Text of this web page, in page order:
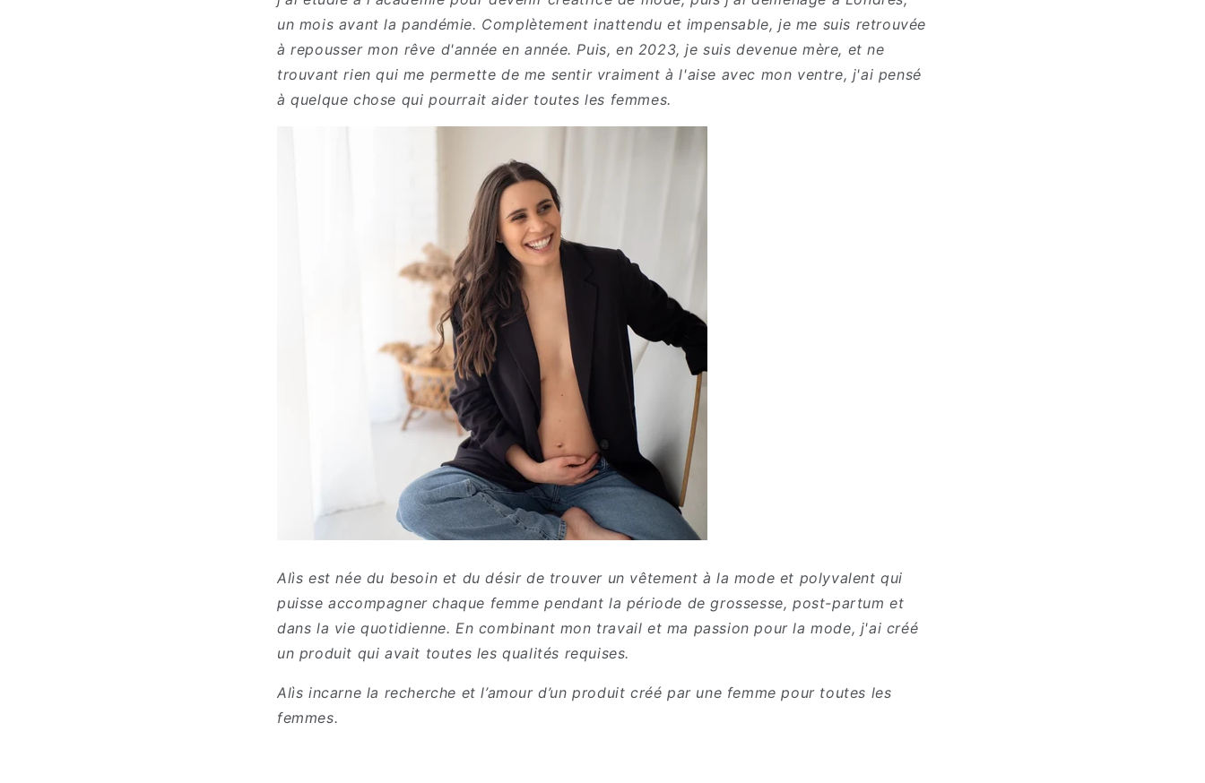
un mois avant la pandémie. Complètement inattendu et impensable, je me suis retrouvée
à repousser mon rêve d'année en année. Puis, en 2023, je suis devenue mère, et ne
trouvant rien qui me permette de me sentir vraiment à l'aise avec mon ventre, j'ai pensé
à quelque chose qui pourrait aider toutes les femmes.
Alìs est née du besoin et du désir de trouver un vêtement à la mode et polyvalent qui
puisse accompagner chaque femme pendant la période de grossesse, post-partum et
dans la vie quotidienne. En combinant mon travail et ma passion pour la mode, j'ai créé
un produit qui avait toutes les qualités requises.
Alìs incarne la recherche et l’amour d’un produit créé par une femme pour toutes les
femmes.